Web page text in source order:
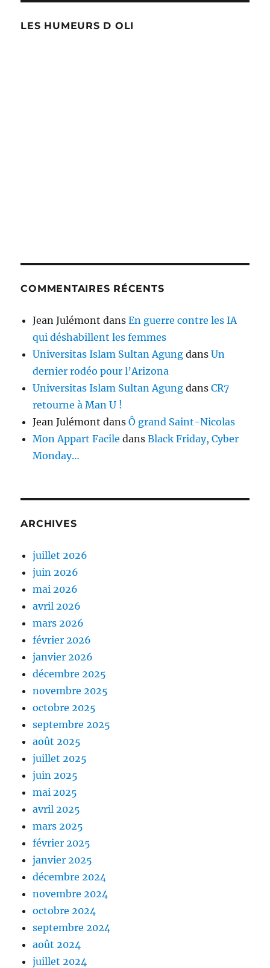
LES HUMEURS D OLI
COMMENTAIRES RÉCENTS
Jean Julémont dansEn guerre contre les IA
qui déshabillent les femmes
Universitas Islam Sultan Agung dansUn
dernier rodéo pour l’Arizona
Universitas Islam Sultan Agung dansCR7
retourne à Man U !
Jean Julémont dansÔ grand Saint-Nicolas
Mon Appart Facile dansBlack Friday, Cyber
Monday…
ARCHIVES
juillet 2026
juin 2026
mai 2026
avril 2026
mars 2026
février 2026
janvier 2026
décembre 2025
novembre 2025
octobre 2025
septembre 2025
août 2025
juillet 2025
juin 2025
mai 2025
avril 2025
mars 2025
février 2025
janvier 2025
décembre 2024
novembre 2024
octobre 2024
septembre 2024
août 2024
juillet 2024